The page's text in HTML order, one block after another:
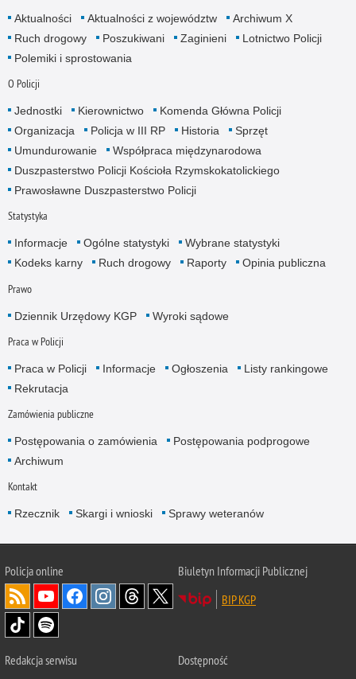
Aktualności Aktualności z województw
Archiwum X
Ruch drogowy
Poszukiwani Zaginieni
Lotnictwo Policji
Polemiki i sprostowania
O Policji
Jednostki Kierownictwo
Komenda Główna Policji
Organizacja
Policja w III RP Historia
Sprzęt
Umundurowanie
Współpraca międzynarodowa
Duszpasterstwo Policji Kościoła Rzymskokatolickiego
Prawosławne Duszpasterstwo Policji
Statystyka
Informacje Ogólne statystyki
Wybrane statystyki
Kodeks karny
Ruch drogowy Raporty Opinia publiczna
Prawo
Dziennik Urzędowy KGP Wyroki sądowe
Praca w Policji
Praca w Policji Informacje Ogłoszenia
Listy rankingowe
Rekrutacja
Zamówienia publiczne
Postępowania o zamówienia
Postępowania podprogowe
Archiwum
Kontakt
Rzecznik Skargi i wnioski Sprawy weteranów
Policjaonline
Biuletyn Informacji Publicznej
BIP KGP
Redakcja serwisu
Dostępność